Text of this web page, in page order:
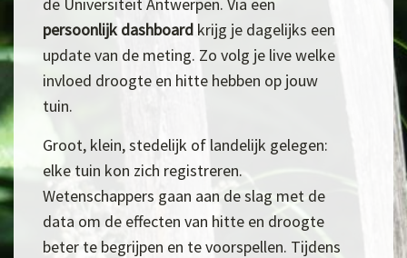
persoonlijk dashboardkrijg je dagelijks een
update van de meting. Zo volg je live welke
invloed droogte en hitte hebben op jouw
tuin.
Groot, klein, stedelijk of landelijk gelegen:
elke tuin kon zich registreren.
Wetenschappers gaan aan de slag met de
data om de effecten van hitte en droogte
beter te begrijpen en te voorspellen. Tijdens